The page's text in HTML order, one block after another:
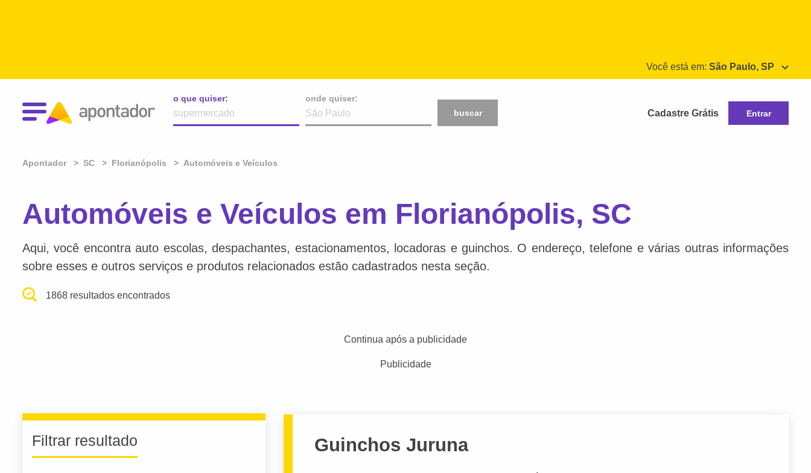
Você está em: São Paulo, SP
o que quiser:
onde quiser:
buscar
Cadastre Grátis Entrar
Apontador SC Florianópolis Automóveis e Veículos
Automóveis e Veículos em Florianópolis, SC
Aqui, você encontra auto escolas, despachantes, estacionamentos, locadoras e guinchos. O endereço, telefone e várias outras informações
sobre esses e outros serviços e produtos relacionados estão cadastrados nesta seção.
1868 resultados encontrados
Continua após a publicidade
Publicidade
Filtrar resultado Guinchos Juruna